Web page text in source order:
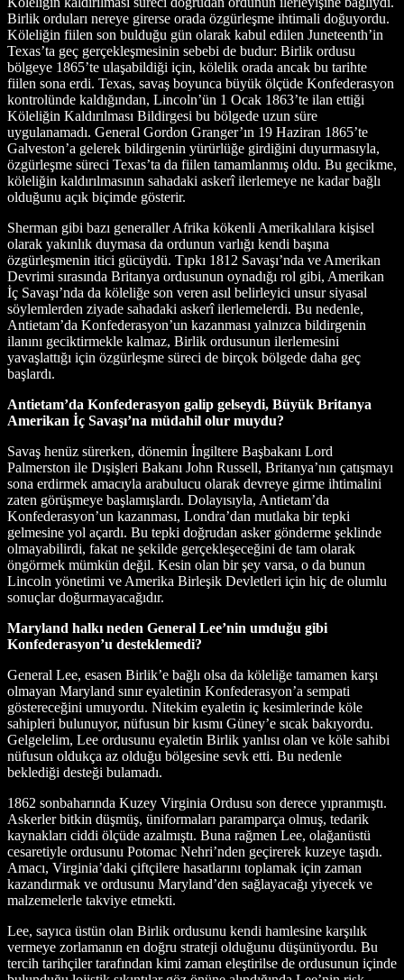
Birlik orduları nereye girerse orada özgürleşme ihtimali doğuyordu.
Köleliğin fiilen son bulduğu gün olarak kabul edilen Juneteenth’in
Texas’ta geç gerçekleşmesinin sebebi de budur: Birlik ordusu
bölgeye 1865’te ulaşabildiği için, kölelik orada ancak bu tarihte
fiilen sona erdi. Texas, savaş boyunca büyük ölçüde Konfederasyon
kontrolünde kaldığından, Lincoln’ün 1 Ocak 1863’te ilan ettiği
Köleliğin Kaldırılması Bildirgesi bu bölgede uzun süre
uygulanamadı. General Gordon Granger’ın 19 Haziran 1865’te
Galveston’a gelerek bildirgenin yürürlüğe girdiğini duyurmasıyla,
özgürleşme süreci Texas’ta da fiilen tamamlanmış oldu. Bu gecikme,
köleliğin kaldırılmasının sahadaki askerî ilerlemeye ne kadar bağlı
olduğunu açık biçimde gösterir.
Sherman gibi bazı generaller Afrika kökenli Amerikalılara kişisel
olarak yakınlık duymasa da ordunun varlığı kendi başına
özgürleşmenin itici gücüydü. Tıpkı 1812 Savaşı’nda ve Amerikan
Devrimi sırasında Britanya ordusunun oynadığı rol gibi, Amerikan
İç Savaşı’nda da köleliğe son veren asıl belirleyici unsur siyasal
söylemlerden ziyade sahadaki askerî ilerlemelerdi. Bu nedenle,
Antietam’da Konfederasyon’un kazanması yalnızca bildirgenin
ilanını geciktirmekle kalmaz, Birlik ordusunun ilerlemesini
yavaşlattığı için özgürleşme süreci de birçok bölgede daha geç
başlardı.
Antietam’da Konfederasyon galip gelseydi, Büyük Britanya
Amerikan İç Savaşı’na müdahil olur muydu?
Savaş henüz sürerken, dönemin İngiltere Başbakanı Lord
Palmerston ile Dışişleri Bakanı John Russell, Britanya’nın çatışmayı
sona erdirmek amacıyla arabulucu olarak devreye girme ihtimalini
zaten görüşmeye başlamışlardı. Dolayısıyla, Antietam’da
Konfederasyon’un kazanması, Londra’dan mutlaka bir tepki
gelmesine yol açardı. Bu tepki doğrudan asker gönderme şeklinde
olmayabilirdi, fakat ne şekilde gerçekleşeceğini de tam olarak
öngörmek mümkün değil. Kesin olan bir şey varsa, o da bunun
Lincoln yönetimi ve Amerika Birleşik Devletleri için hiç de olumlu
sonuçlar doğurmayacağıdır.
Maryland halkı neden General Lee’nin umduğu gibi
Konfederasyon’u desteklemedi?
General Lee, esasen Birlik’e bağlı olsa da köleliğe tamamen karşı
olmayan Maryland sınır eyaletinin Konfederasyon’a sempati
göstereceğini umuyordu. Nitekim eyaletin iç kesimlerinde köle
sahipleri bulunuyor, nüfusun bir kısmı Güney’e sıcak bakıyordu.
Gelgelelim, Lee ordusunu eyaletin Birlik yanlısı olan ve köle sahibi
nüfusun oldukça az olduğu bölgesine sevk etti. Bu nedenle
beklediği desteği bulamadı.
1862 sonbaharında Kuzey Virginia Ordusu son derece yıpranmıştı.
Askerler bitkin düşmüş, üniformaları paramparça olmuş, tedarik
kaynakları ciddi ölçüde azalmıştı. Buna rağmen Lee, olağanüstü
cesaretiyle ordusunu Potomac Nehri’nden geçirerek kuzeye taşıdı.
Amacı, Virginia’daki çiftçilere hasatlarını toplamak için zaman
kazandırmak ve ordusunu Maryland’den sağlayacağı yiyecek ve
malzemelerle takviye etmekti.
Lee, sayıca üstün olan Birlik ordusunu kendi hamlesine karşılık
vermeye zorlamanın en doğru strateji olduğunu düşünüyordu. Bu
tercih tarihçiler tarafından kimi zaman eleştirilse de ordusunun içinde